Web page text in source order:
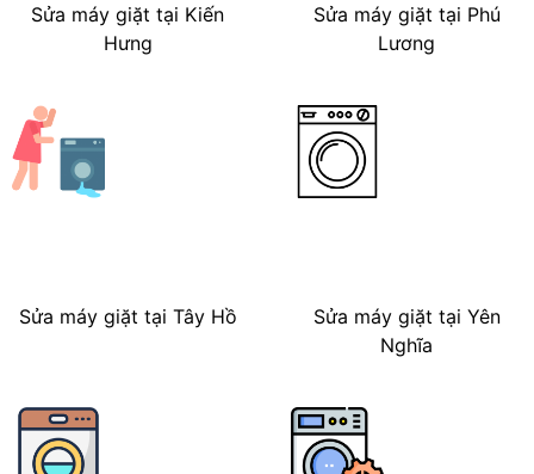
Sửa máy giặt tại Kiến
Hưng
Sửa máy giặt tại Phú
Lương
Sửa máy giặt tại Tây Hồ
Sửa máy giặt tại Yên
Nghĩa